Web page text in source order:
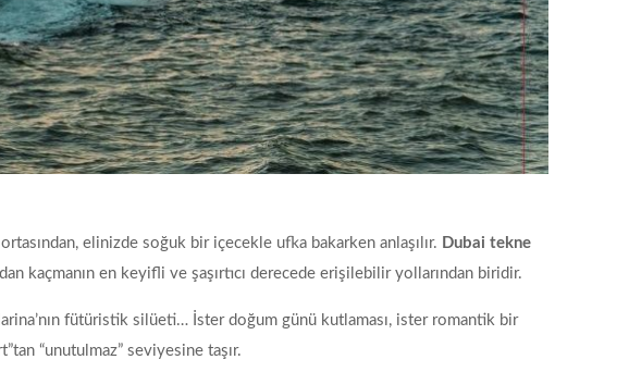
elinizde soğuk bir içecekle ufka bakarken anlaşılır. Dubai tekne
kaçmanın en keyifli ve şaşırtıcı derecede erişilebilir yollarından biridir.
fütüristik silüeti… İster doğum günü kutlaması, ister romantik bir
“unutulmaz” seviyesine taşır.